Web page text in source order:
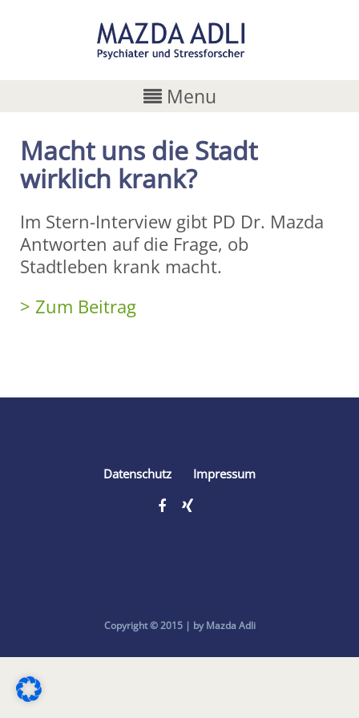
Menu
Macht uns die Stadt
wirklich krank?
Im Stern-Interview gibt PD Dr. Mazda
Antworten auf die Frage, ob
Stadtleben krank macht.
> Zum Beitrag
Datenschutz Impressum
Copyright © 2015 | by Mazda Adli